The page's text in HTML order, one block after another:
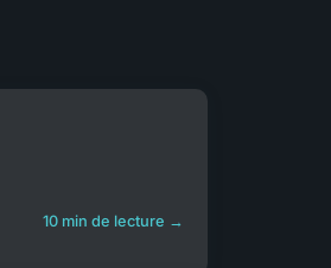
10 min de lecture →